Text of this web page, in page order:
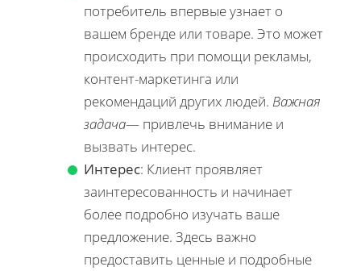
потребитель впервые узнает о
вашем бренде или товаре. Это может
происходить при помощи рекламы,
контент-маркетинга или
рекомендаций других людей. Важная
задача— привлечь внимание и
вызвать интерес.
Интерес: Клиент проявляет
заинтересованность и начинает
более подробно изучать ваше
предложение. Здесь важно
предоставить ценные и подробные